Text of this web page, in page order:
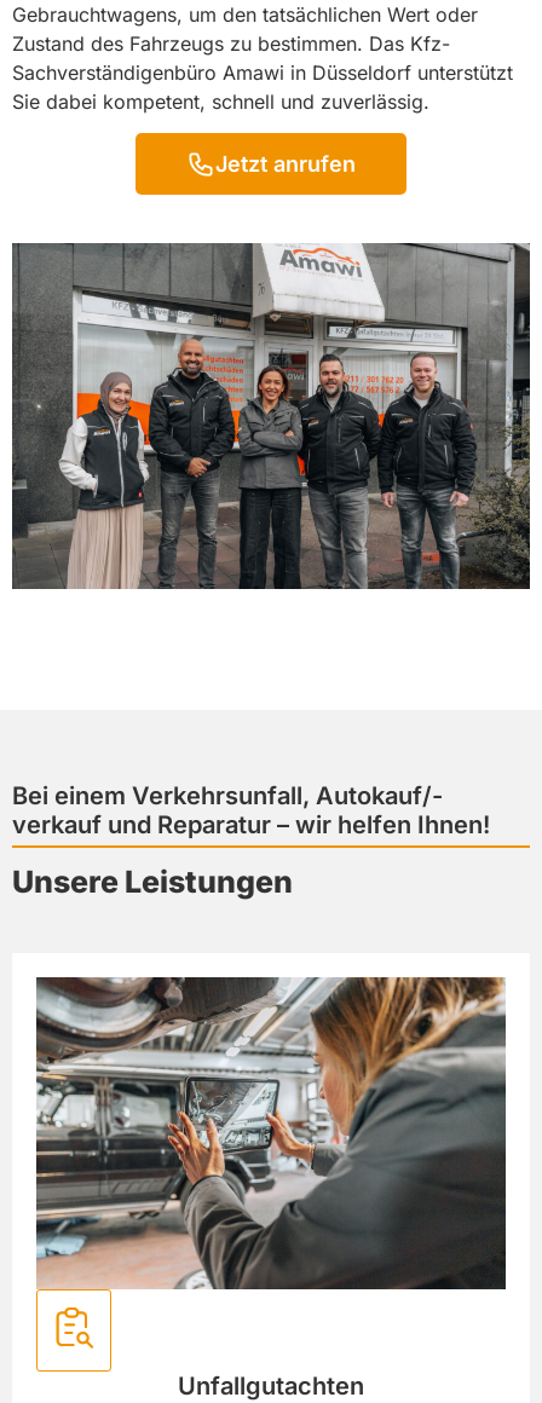
Gebrauchtwagens, um den tatsächlichen Wert oder
Zustand des Fahrzeugs zu bestimmen. Das Kfz-
Sachverständigenbüro Amawi in Düsseldorf unterstützt
Sie dabei kompetent, schnell und zuverlässig.
Jetzt anrufen
Bei einem Verkehrsunfall, Autokauf/-
verkauf und Reparatur – wir helfen Ihnen!
Unsere Leistungen
Unfallgutachten